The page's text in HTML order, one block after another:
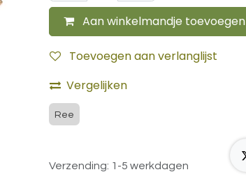
Aan winkelmandje toevoegen
Toevoegen aan verlanglijst
Vergelijken
Ree
Verzending: 1-5 werkdagen